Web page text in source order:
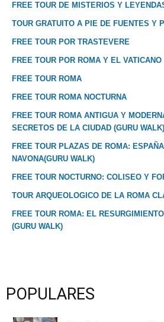
FREE TOUR DE MISTERIOS Y
TOUR GRATUITO A PIE DE FUENTES Y
FREE TOUR POR TRASTEVERE
FREE TOUR POR ROMA Y EL VATICANO
FREE TOUR ROMA
FREE TOUR ROMA NOCTURNA
FREE TOUR ROMA ANTIGUA Y
SECRETOS DE LA CIUDAD (GURU WALK)
FREE TOUR PLAZAS DE ROMA:
NAVONA(GURU WALK)
FREE TOUR NOCTURNO: COLISEO Y
TOUR ARQUEOLOGICO DE LA ROMA
FREE TOUR ROMA: EL
(GURU WALK)
POPULARES